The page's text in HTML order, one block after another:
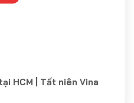
HCM | Tất niên Vina